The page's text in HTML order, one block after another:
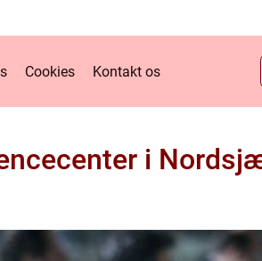
Cookies Kontakt os
i